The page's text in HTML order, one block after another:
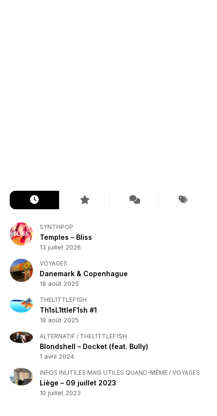
SYNTHPOP
Temples – Bliss
13 juillet 2026
VOYAGES
Danemark & Copenhague
18 août 2025
THEL1TTLEF1SH
Th1sL1ttleF1sh #1
18 août 2025
ALTERNATIF / THEL1TTLEF1SH
Blondshell – Docket (feat. Bully)
1 avril 2024
INFOS INUTILES MAIS UTILES QUAND-MÊME / VOYAGES
Liège – 09 juillet 2023
10 juillet 2023